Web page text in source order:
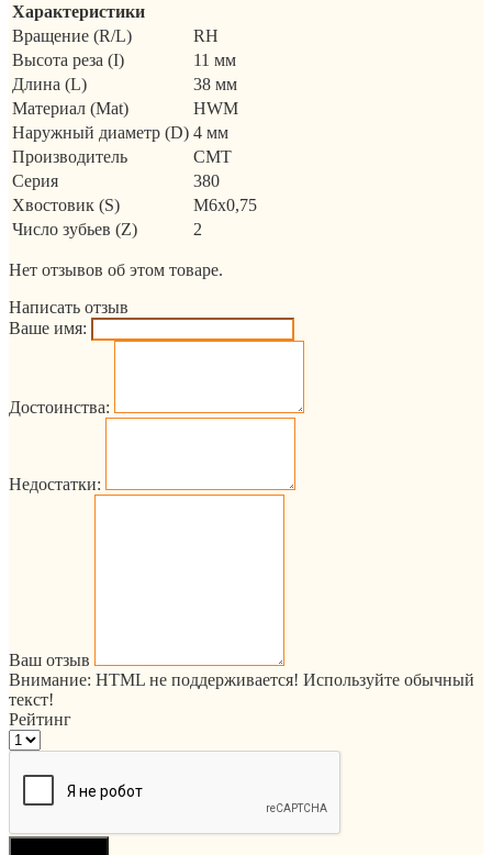
Характеристики
Вращение (R/L)
RH
Высота реза (I)
11 мм
Длина (L)
38 мм
Материал (Mat)
HWM
Наружный диаметр (D) 4 мм
Производитель
CMT
Серия
380
Хвостовик (S)
M6x0,75
Число зубьев (Z)
2
Нет отзывов об этом товаре.
Написать отзыв
Ваше имя:
Достоинства:
Недостатки:
Ваш отзыв
Внимание: HTML не поддерживается! Используйте обычный
текст!
Рейтинг